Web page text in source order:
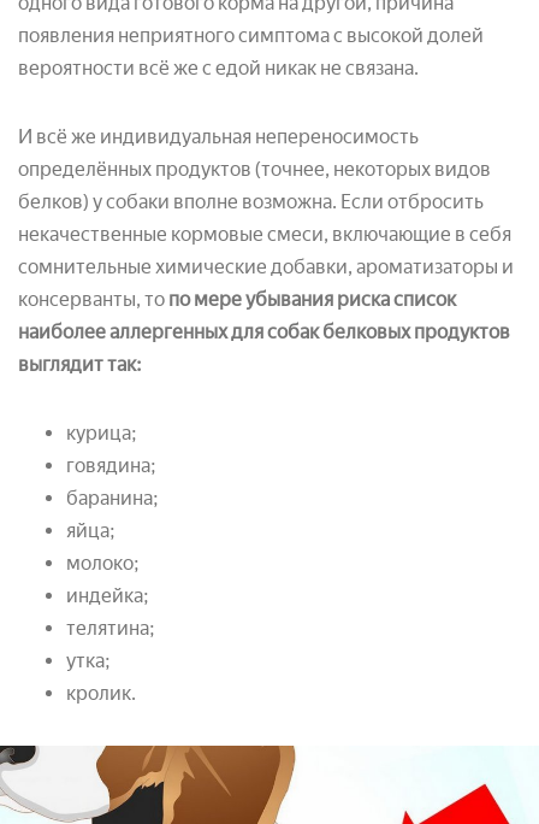
появления неприятного симптома с высокой долей
вероятности всё же с едой никак не связана.
И всё же индивидуальная непереносимость
определённых продуктов (точнее, некоторых видов
белков) у собаки вполне возможна. Если отбросить
некачественные кормовые смеси, включающие в себя
сомнительные химические добавки, ароматизаторы и
консерванты, то по мере убывания риска список
наиболее аллергенных для собак белковых продуктов
выглядит так:
курица;
говядина;
баранина;
яйца;
молоко;
индейка;
телятина;
утка;
кролик.